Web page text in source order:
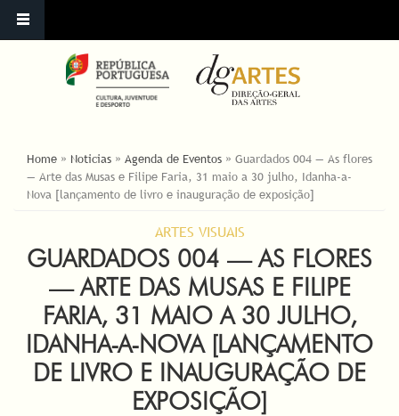
ESTÁ AQUI
Home » Noticias » Agenda de Eventos » Guardados 004 — As flores
— Arte das Musas e Filipe Faria, 31 maio a 30 julho, Idanha-a-
Nova [lançamento de livro e inauguração de exposição]
ARTES VISUAIS
GUARDADOS 004 — AS FLORES
— ARTE DAS MUSAS E FILIPE
FARIA, 31 MAIO A 30 JULHO,
IDANHA-A-NOVA [LANÇAMENTO
DE LIVRO E INAUGURAÇÃO DE
EXPOSIÇÃO]